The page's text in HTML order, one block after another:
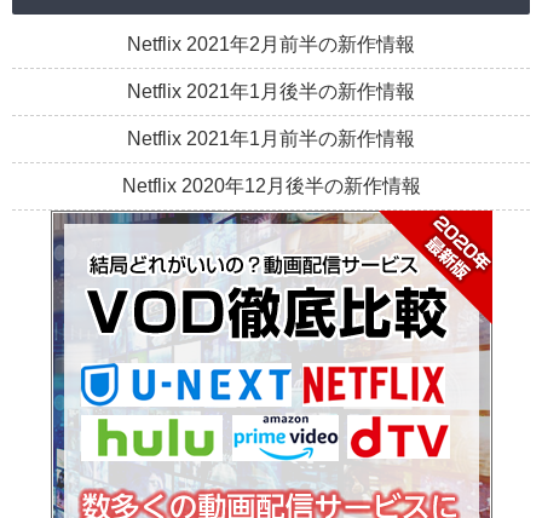
Netflix 2021年2月前半の新作情報
Netflix 2021年1月後半の新作情報
Netflix 2021年1月前半の新作情報
Netflix 2020年12月後半の新作情報